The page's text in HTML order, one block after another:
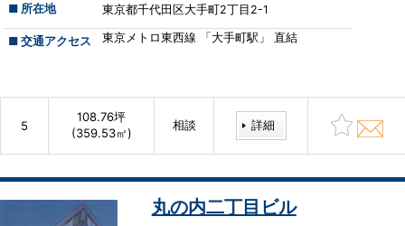
■ 所在地 東京都千代田区大手町2丁目2-1
■ 交通アクセス 東京メトロ東西線 「大手町駅」 直結
5
108.76坪
(359.53㎡)
相談 詳細
丸の内二丁目ビル